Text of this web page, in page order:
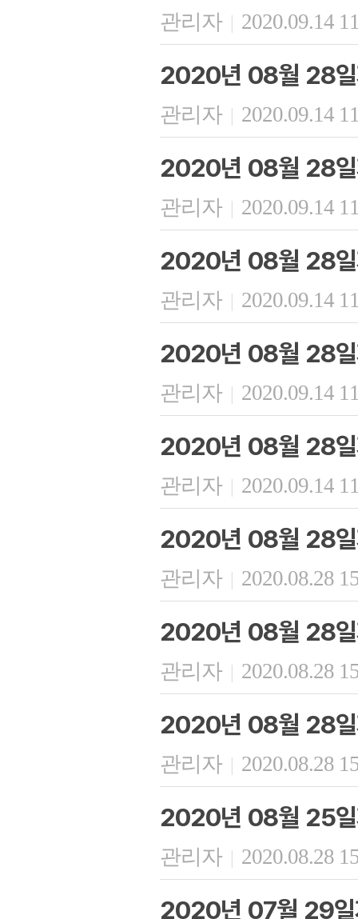
관리자 | 2020.09.14
2020년 08월 28일
관리자 | 2020.09.14
2020년 08월 28일
관리자 | 2020.09.14
2020년 08월 28일
관리자 | 2020.09.14
2020년 08월 28일
관리자 | 2020.09.14
2020년 08월 28일
관리자 | 2020.09.14
2020년 08월 28일
관리자 | 2020.08.28
2020년 08월 28일
관리자 | 2020.08.28
2020년 08월 28일
관리자 | 2020.08.28
2020년 08월 25일
관리자 | 2020.08.28
2020년 07월 29일